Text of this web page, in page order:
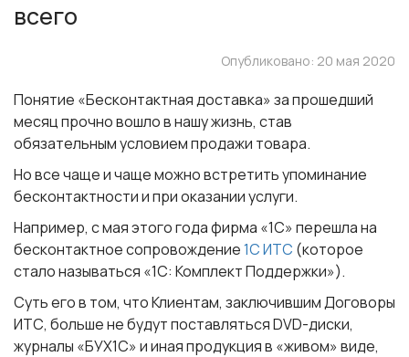
всего
Опубликовано: 20 мая 2020
Понятие «Бесконтактная доставка» за прошедший
месяц прочно вошло в нашу жизнь, став
обязательным условием продажи товара.
Но все чаще и чаще можно встретить упоминание
бесконтактности и при оказании услуги.
Например, с мая этого года фирма «1С» перешла на
бесконтактное сопровождение1С ИТС (которое
стало называться «1С: Комплект Поддержки»).
Суть его в том, что Клиентам, заключившим Договоры
ИТС, больше не будут поставляться DVD-диски,
журналы «БУХ1С» и иная продукция в «живом» виде,